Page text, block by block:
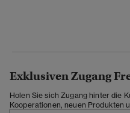
Exklusiven Zugang
Holen Sie sich Zugang hinter die
Kooperationen, neuen Produkten